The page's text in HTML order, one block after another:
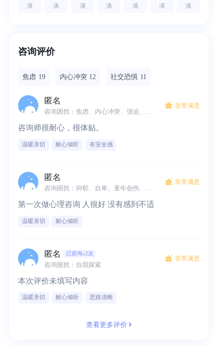
满 满 满 满 满 满 满
咨询评价
焦虑 19 内心冲突 12 社交恐惧 11
匿名
咨询困扰：焦虑、内心冲突、强迫、睡眠问题
非常满意
咨询师很耐心，很体贴。
温暖亲切 耐心倾听 有安全感
匿名 非常满意
第一次做心理咨询 人很好 没有感到不适
温暖亲切 耐心倾听
匿名 已咨询≥2次
咨询困扰：自我探索
非常满意
本次评价未填写内容
温暖亲切 耐心倾听 思路清晰
查看更多评价